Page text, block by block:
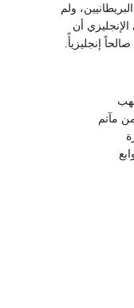
ولم
أن
إنجليزيأً.
مآتم